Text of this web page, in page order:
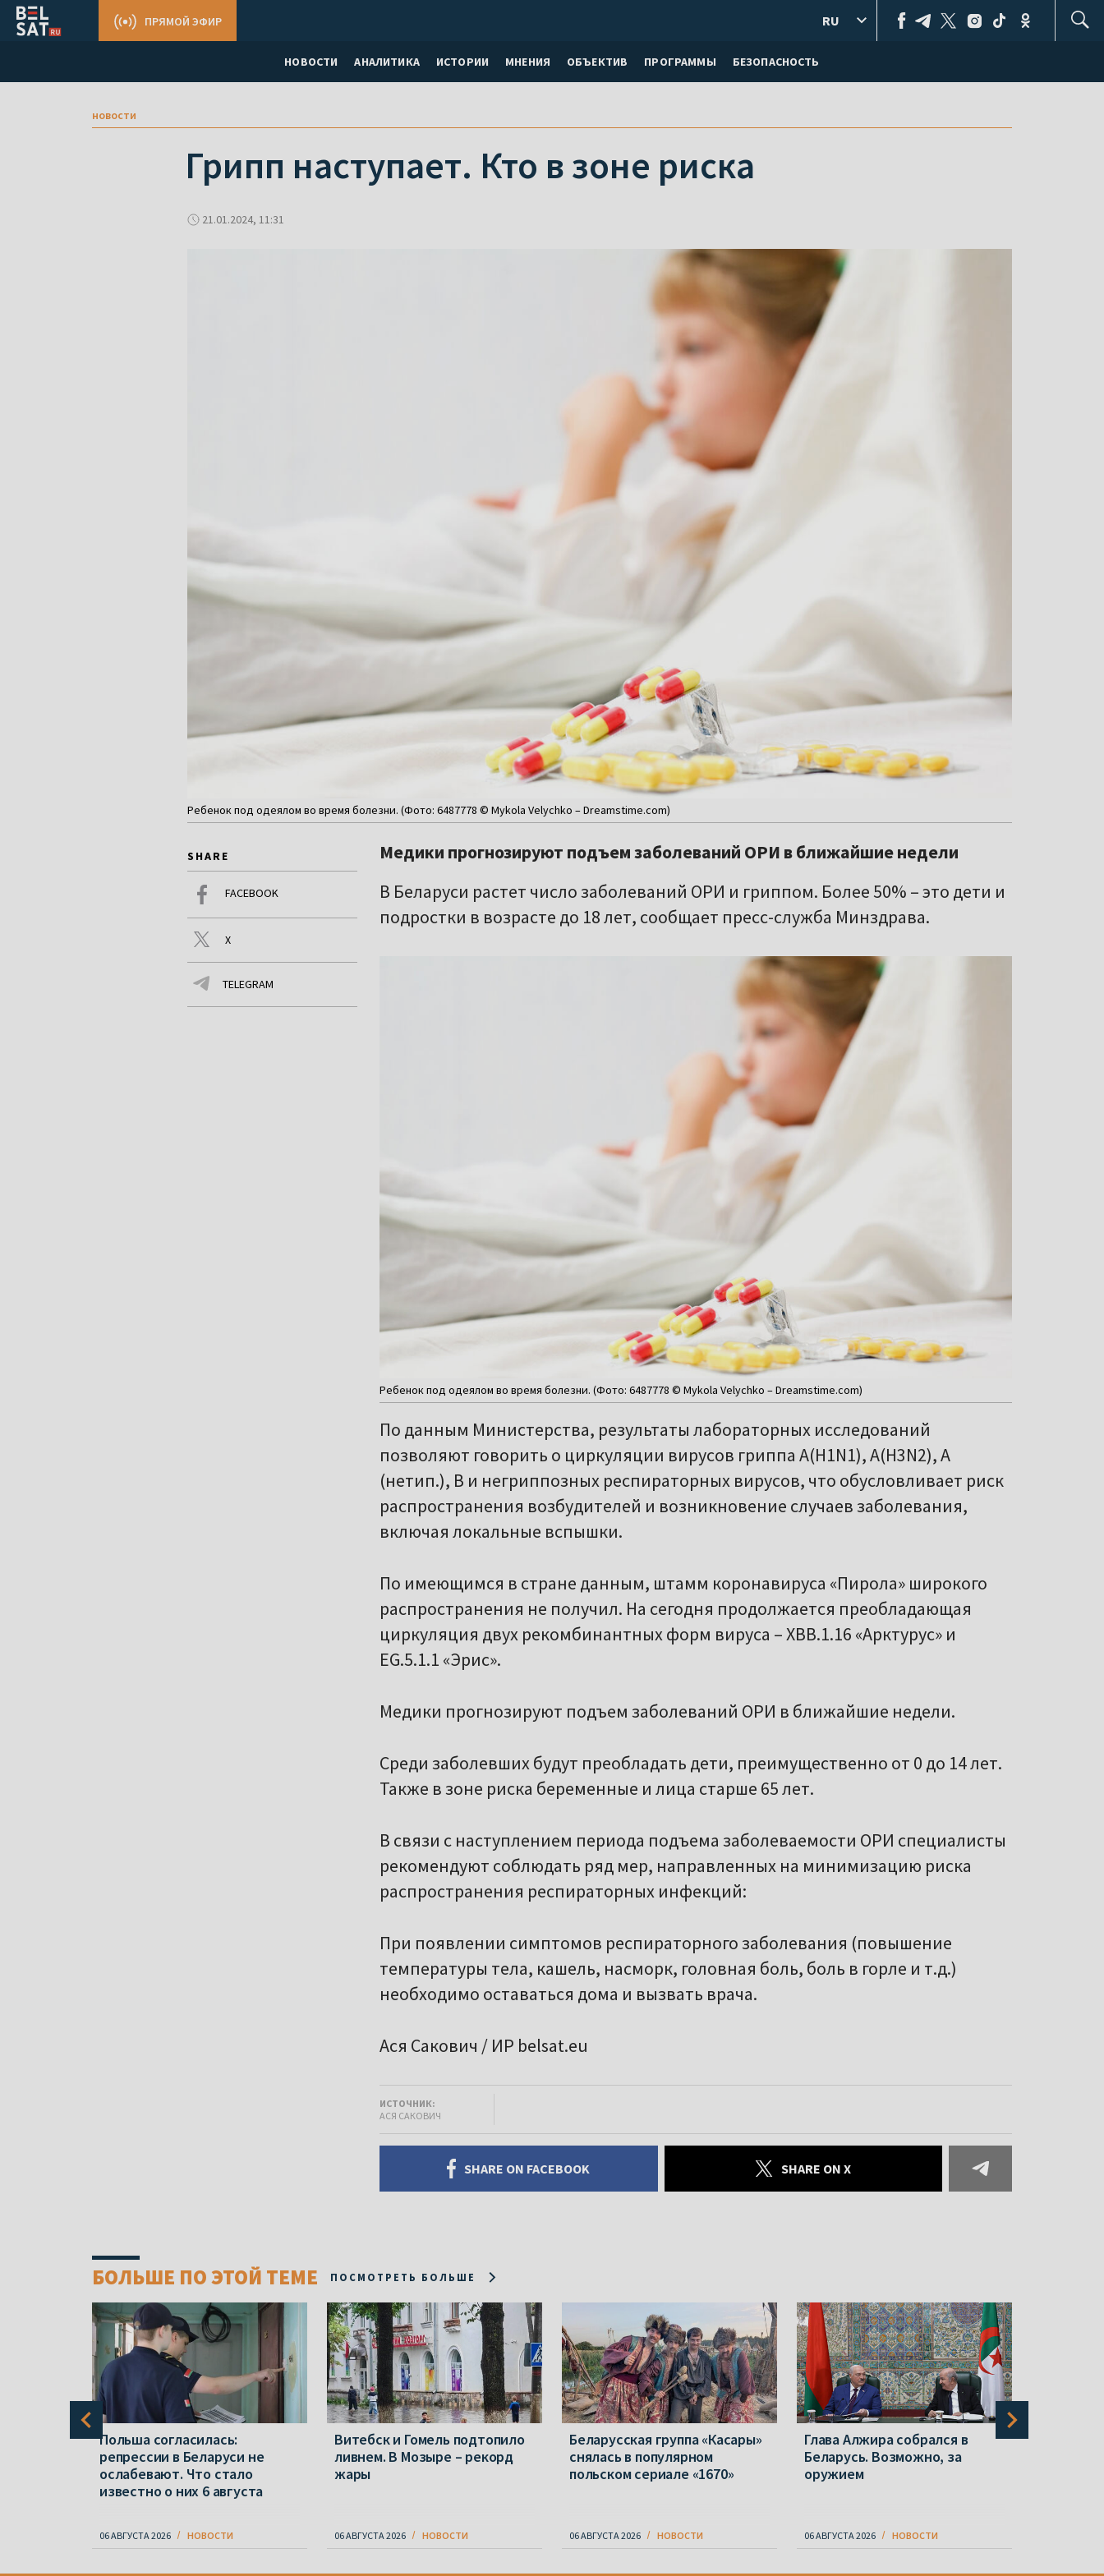
НОВОСТИ АНАЛИТИКА ИСТОРИИ МНЕНИЯ ОБЪЕКТИВ ПРОГРАММЫ БЕЗОПАСНОСТЬ
ПРЯМОЙ ЭФИР RU
новости
Грипп наступает. Кто в зоне риска
21.01.2024, 11:31
Ребенок под одеялом во время болезни. (Фото: 6487778 © Mykola Velychko – Dreamstime.com)
SHARE
FACEBOOK
X
TELEGRAM
Медики прогнозируют подъем заболеваний ОРИ в ближайшие недели
В Беларуси растет число заболеваний ОРИ и гриппом. Более 50% – это дети и
подростки в возрасте до 18 лет, сообщает пресс-служба Минздрава.
Ребенок под одеялом во время болезни. (Фото: 6487778 © Mykola Velychko – Dreamstime.com)
По данным Министерства, результаты лабораторных исследований
позволяют говорить о циркуляции вирусов гриппа А(H1N1), A(H3N2), А
(нетип.), В и негриппозных респираторных вирусов, что обусловливает риск
распространения возбудителей и возникновение случаев заболевания,
включая локальные вспышки.
По имеющимся в стране данным, штамм коронавируса «Пирола» широкого
распространения не получил. На сегодня продолжается преобладающая
циркуляция двух рекомбинантных форм вируса – ХВВ.1.16 «Арктурус» и
EG.5.1.1 «Эрис».
Медики прогнозируют подъем заболеваний ОРИ в ближайшие недели.
Среди заболевших будут преобладать дети, преимущественно от 0 до 14 лет.
Также в зоне риска беременные и лица старше 65 лет.
В связи с наступлением периода подъема заболеваемости ОРИ специалисты
рекомендуют соблюдать ряд мер, направленных на минимизацию риска
распространения респираторных инфекций:
При появлении симптомов респираторного заболевания (повышение
температуры тела, кашель, насморк, головная боль, боль в горле и т.д.)
необходимо оставаться дома и вызвать врача.
Ася Сакович / ИР belsat.eu
ИСТОЧНИК:
АСЯ САКОВИЧ
SHARE ON FACEBOOK SHARE ON X
БОЛЬШЕ ПО ЭТОЙ ТЕМЕ ПОСМОТРЕТЬ БОЛЬШЕ
Польша согласилась:
репрессии в Беларуси не
ослабевают. Что стало
известно о них 6 августа
06 АВГУСТА 2026 НОВОСТИ
Витебск и Гомель подтопило
ливнем. В Мозыре – рекорд
жары
06 АВГУСТА 2026 НОВОСТИ
Беларусская группа «Касары»
снялась в популярном
польском сериале «1670»
06 АВГУСТА 2026 НОВОСТИ
Глава Алжира собрался в
Беларусь. Возможно, за
оружием
06 АВГУСТА 2026 НОВОСТИ